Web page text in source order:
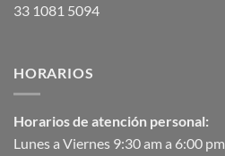
33 1081 5094
HORARIOS
Horarios de atención personal:
Lunes a Viernes 9:30 am a 6:00 pm